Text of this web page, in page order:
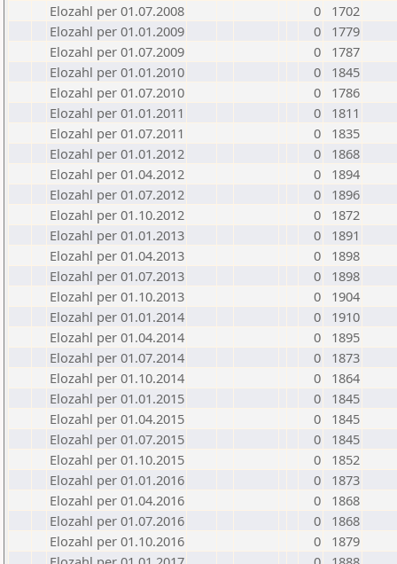
Elozahl per 01.07.2008
0
1702
Elozahl per 01.01.2009
0
1779
Elozahl per 01.07.2009
0
1787
Elozahl per 01.01.2010
0
1845
Elozahl per 01.07.2010
0
1786
Elozahl per 01.01.2011
0
1811
Elozahl per 01.07.2011
0
1835
Elozahl per 01.01.2012
0
1868
Elozahl per 01.04.2012
0
1894
Elozahl per 01.07.2012
0
1896
Elozahl per 01.10.2012
0
1872
Elozahl per 01.01.2013
0
1891
Elozahl per 01.04.2013
0
1898
Elozahl per 01.07.2013
0
1898
Elozahl per 01.10.2013
0
1904
Elozahl per 01.01.2014
0
1910
Elozahl per 01.04.2014
0
1895
Elozahl per 01.07.2014
0
1873
Elozahl per 01.10.2014
0
1864
Elozahl per 01.01.2015
0
1845
Elozahl per 01.04.2015
0
1845
Elozahl per 01.07.2015
0
1845
Elozahl per 01.10.2015
0
1852
Elozahl per 01.01.2016
0
1873
Elozahl per 01.04.2016
0
1868
Elozahl per 01.07.2016
0
1868
Elozahl per 01.10.2016
0
1879